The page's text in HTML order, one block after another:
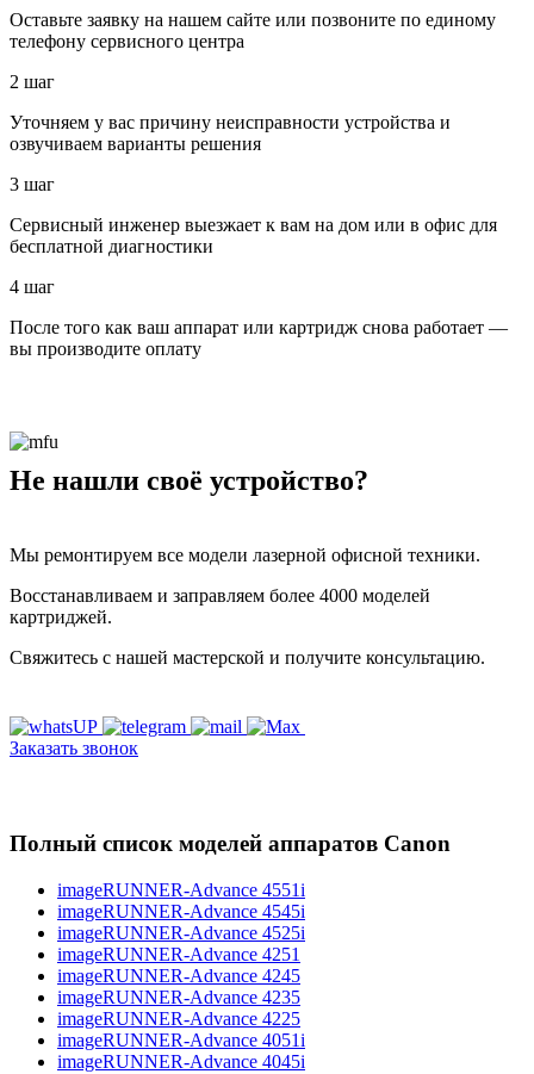
Оставьте заявку на нашем сайте или позвоните по единому
телефону сервисного центра
2 шаг
Уточняем у вас причину неисправности устройства и
озвучиваем варианты решения
3 шаг
Сервисный инженер выезжает к вам на дом или в офис для
бесплатной диагностики
4 шаг
После того как ваш аппарат или картридж снова работает —
вы производите оплату
Не нашли своё устройство?
Мы ремонтируем все модели лазерной офисной техники.
Восстанавливаем и заправляем более 4000 моделей
картриджей.
Свяжитесь с нашей мастерской и получите консультацию.
Заказать звонок
Полный список моделей аппаратов Canon
imageRUNNER-Advance 4551i
imageRUNNER-Advance 4545i
imageRUNNER-Advance 4525i
imageRUNNER-Advance 4251
imageRUNNER-Advance 4245
imageRUNNER-Advance 4235
imageRUNNER-Advance 4225
imageRUNNER-Advance 4051i
imageRUNNER-Advance 4045i